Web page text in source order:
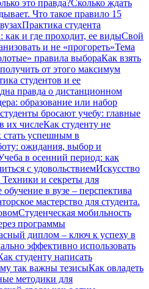
это правда?Сколько ждать
Что такое правило 15
Практика студента
как и где проходит, ее видыСвой
и не «прогореть»Тема
правила выбораКак взять
от этого максимум
студентов и ее
правда о дистанционном
образование или набор
бросают учебу: главные
их числеКак студенту не
стать успешным в
ожидания, выбор и
в осенний период: как
с удовольствиемИскусство
и секреты для
обучение в вузе – перспектива
мастерство для студента.
Студенческая мобильность
программы
диплом – ключ к успеху в
эффективно использовать
студенту написать
так важны тезисыКак овладеть
методики для